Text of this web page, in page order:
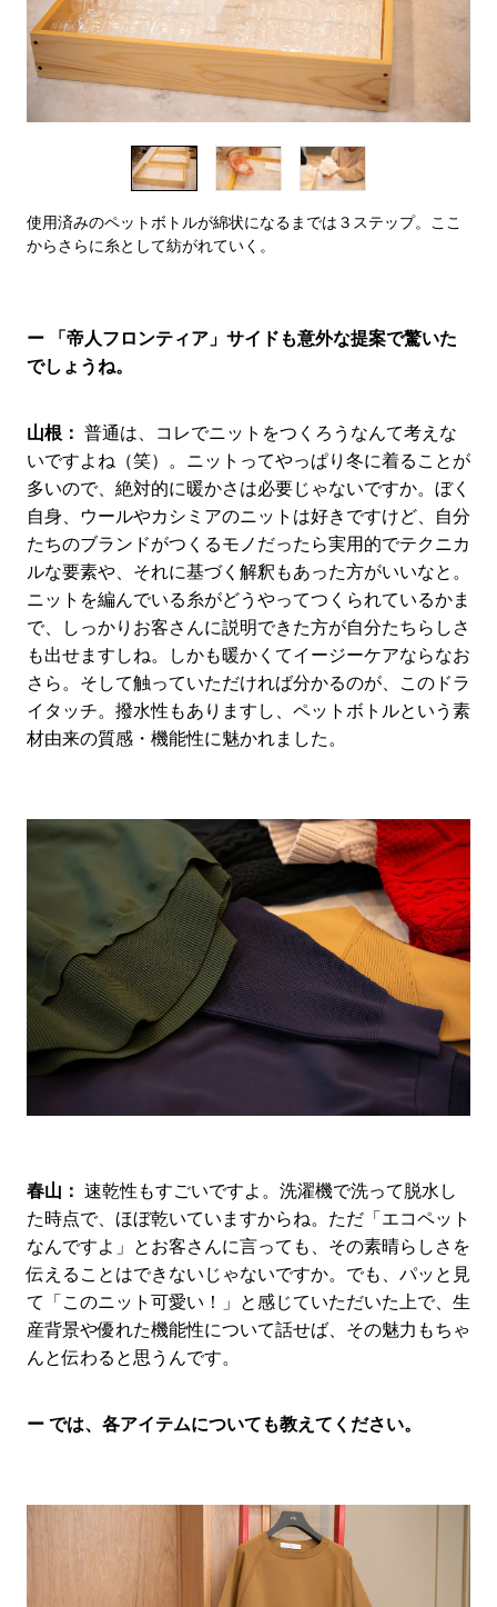
使用済みのペットボトルが綿状になるまでは３ステップ。ここ
からさらに糸として紡がれていく。
ー 「帝人フロンティア」サイドも意外な提案で驚いた
でしょうね。
山根： 普通は、コレでニットをつくろうなんて考えな
いですよね（笑）。ニットってやっぱり冬に着ることが
多いので、絶対的に暖かさは必要じゃないですか。ぼく
自身、ウールやカシミアのニットは好きですけど、自分
たちのブランドがつくるモノだったら実用的でテクニカ
ルな要素や、それに基づく解釈もあった方がいいなと。
ニットを編んでいる糸がどうやってつくられているかま
で、しっかりお客さんに説明できた方が自分たちらしさ
も出せますしね。しかも暖かくてイージーケアならなお
さら。そして触っていただければ分かるのが、このドラ
イタッチ。撥水性もありますし、ペットボトルという素
材由来の質感・機能性に魅かれました。
春山： 速乾性もすごいですよ。洗濯機で洗って脱水し
た時点で、ほぼ乾いていますからね。ただ「エコペット
なんですよ」とお客さんに言っても、その素晴らしさを
伝えることはできないじゃないですか。でも、パッと見
て「このニット可愛い！」と感じていただいた上で、生
産背景や優れた機能性について話せば、その魅力もちゃ
んと伝わると思うんです。
ー では、各アイテムについても教えてください。